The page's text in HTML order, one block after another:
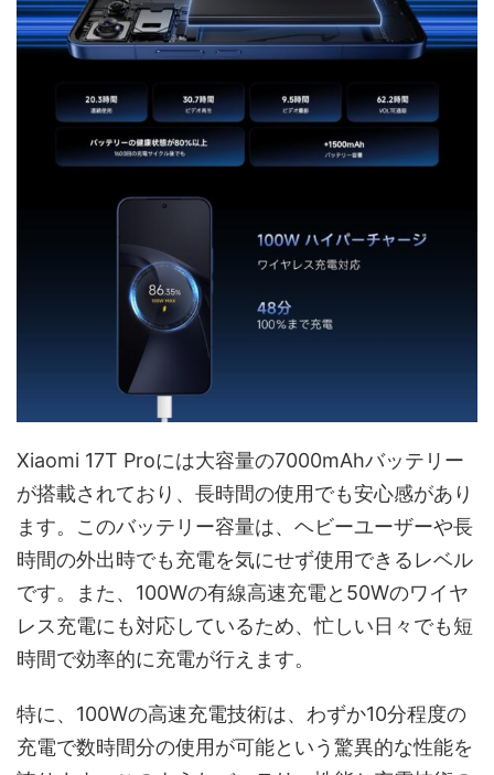
Xiaomi 17T Proには大容量の7000mAhバッテリー
が搭載されており、長時間の使用でも安心感があり
ます。このバッテリー容量は、ヘビーユーザーや長
時間の外出時でも充電を気にせず使用できるレベル
です。また、100Wの有線高速充電と50Wのワイヤ
レス充電にも対応しているため、忙しい日々でも短
時間で効率的に充電が行えます。
特に、100Wの高速充電技術は、わずか10分程度の
充電で数時間分の使用が可能という驚異的な性能を